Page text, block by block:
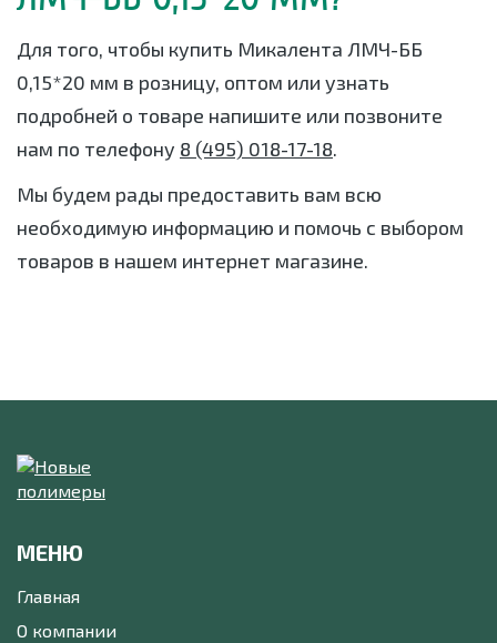
Для того, чтобы купить Микалента ЛМЧ-ББ
0,15*20 мм в розницу, оптом или узнать
подробней о товаре напишите или позвоните
нам по телефону 8 (495) 018-17-18.
Мы будем рады предоставить вам всю
необходимую информацию и помочь с выбором
товаров в нашем интернет магазине.
МЕНЮ
Главная
О компании